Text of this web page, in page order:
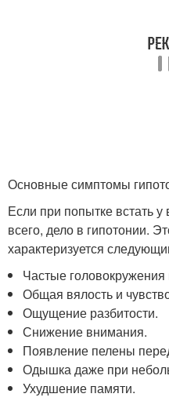
Основные симптомы
Если при попытке встать у
всего, дело в гипотонии.
характеризуется
Частые
Общая вялость и
Ощущение разбитости.
Снижение внимания.
Появление пелены
Одышка даже при
Ухудшение памяти.